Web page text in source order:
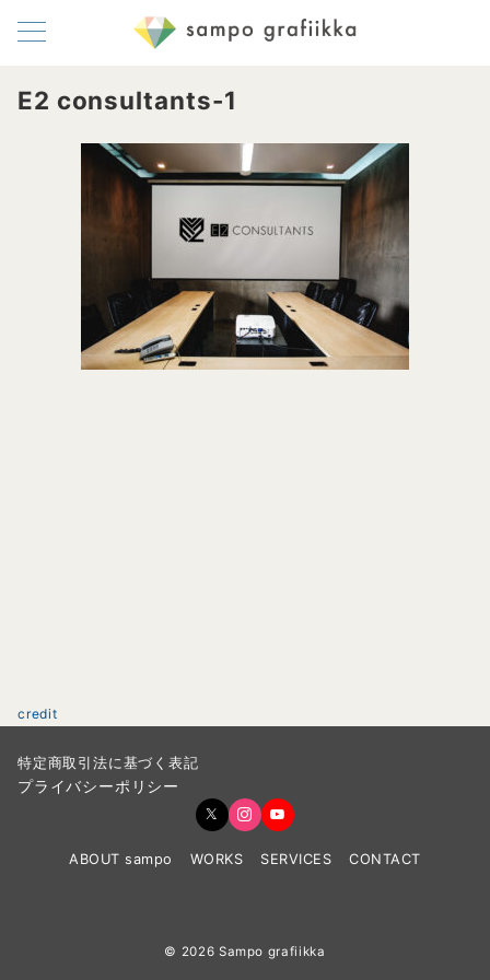
E2 consultants-1
credit
特定商取引法に基づく表記
プライバシーポリシー
ABOUT sampo WORKS SERVICES CONTACT
© 2026 Sampo grafiikka